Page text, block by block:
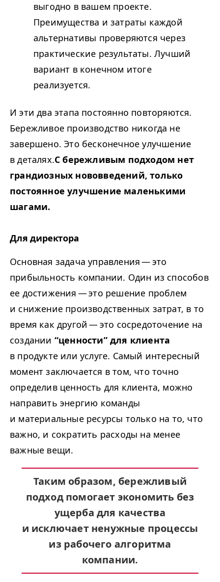
выгодно в вашем проекте.
Преимущества и затраты каждой
альтернативы проверяются через
практические результаты. Лучший
вариант в конечном итоге
реализуется.
И эти два этапа постоянно повторяются.
Бережливое производство никогда не
завершено. Это бесконечное улучшение
в деталях.С бережливым подходом нет
грандиозных нововведений, только
постоянное улучшение маленькими
шагами.
Для директора
Основная задача управления — это
прибыльность компании. Один из способов
ее достижения — это решение проблем
и снижение производственных затрат, в то
время как другой — это сосредоточение на
создании “ценности” для клиента
в продукте или услуге. Самый интересный
момент заключается в том, что точно
определив ценность для клиента, можно
направить энергию команды
и материальные ресурсы только на то, что
важно, и сократить расходы на менее
важные вещи.
Таким образом, бережливый
подход помогает экономить без
ущерба для качества
и исключает ненужные процессы
из рабочего алгоритма
компании.